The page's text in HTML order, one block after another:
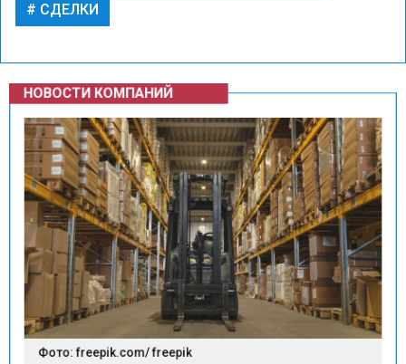
СДЕЛКИ
НОВОСТИ КОМПАНИЙ
Фото: freepik.com/ freepik